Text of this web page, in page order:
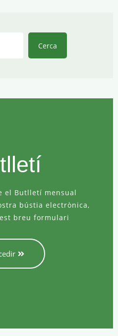
Cerca
el Butlletí mensual
bústia electrònica,
breu formulari